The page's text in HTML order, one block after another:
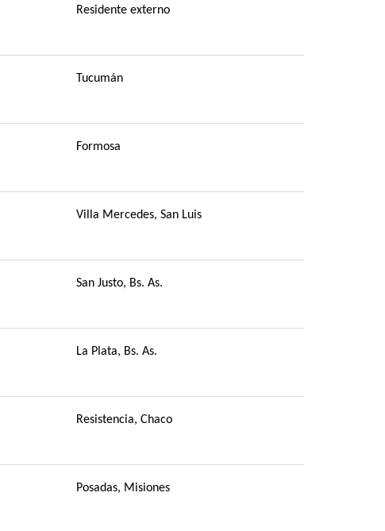
Residente externo
Tucumán
Formosa
Villa Mercedes, San Luis
San Justo, Bs. As.
La Plata, Bs. As.
Resistencia, Chaco
Posadas, Misiones